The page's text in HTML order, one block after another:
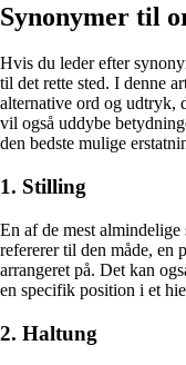
Synonymer til
Hvis du leder efter
til det rette sted. I denne
alternative ord og udtryk,
vil også uddybe
den bedste mulige
1. Stilling
En af de mest
refererer til den måde, en
arrangeret på. Det kan
en specifik position i et
2. Haltung